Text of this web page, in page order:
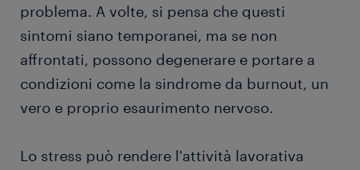
problema. A volte, si pensa che questi
sintomi siano temporanei, ma se non
affrontati, possono degenerare e portare a
condizioni come la sindrome da burnout, un
vero e proprio esaurimento nervoso.
Lo stress può rendere l'attività lavorativa